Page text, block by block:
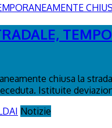
chiusa la
Istituite
Notizie